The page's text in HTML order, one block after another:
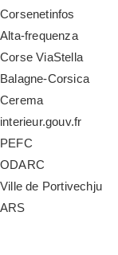
Corsenetinfos
Alta-frequenza
Corse ViaStella
Balagne-Corsica
Cerema
interieur.gouv.fr
PEFC
ODARC
Ville de Portivechju
ARS